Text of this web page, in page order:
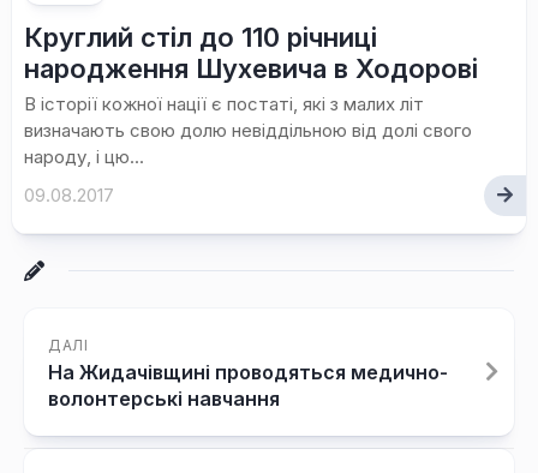
Круглий стіл до 110 річниці
народження Шухевича в Ходорові
В історії кожної нації є постаті, які з малих літ
визначають свою долю невіддільною від долі свого
народу, і цю...
09.08.2017
ДАЛІ
На Жидачівщині проводяться медично-
волонтерські навчання